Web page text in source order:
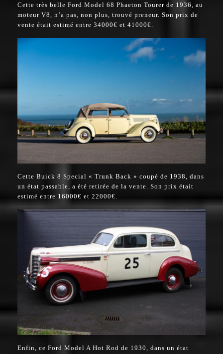
Cette très belle Ford Model 68 Phaeton Tourer de 1936, au
moteur V8, n’a pas, non plus, trouvé preneur. Son prix de
vente était estimé entre 34000€ et 41000€.
Cette Buick 8 Special « Trunk Back » coupé de 1938, dans
un état passable, a été retirée de la vente. Son prix était
estimé entre 16000€ et 22000€.
Enfin, ce Ford Model A Hot Rod de 1930, dans un état